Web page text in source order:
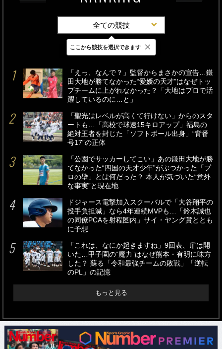
全ての競技
最新 24時間 週間
「えっ、なんで？」監督からまさかの宣告…鎌
田大地が勝てなかった“愛媛の天才”はなぜトッ
プチームに上がれなかった？「大地はプロで活
躍しているのに…と」
「聖光はレベルが高くて行けない」からのスタ
ートも…「高校で球速15キロアップ」福島の
絶対王者を封じた「ソフトボール出身」“背番
号17”の正体
「公園でサッカーしてこい」あの鎌田大地が勝
てなかった“四国の天才少年”がぶつかった「プ
ロの壁」とは何だった？ 本人が気づいた“意外
な事実”と現在地
ドジャース電撃加入スクーバルで「大谷翔平の
投手負担減」なら4年連続MVPも…「鈴木誠也
の同僚PCAを射程圏内」サイ・ヤング賞ととも
に予想
「これは、なにか起きますね」9回表、扉は開
いた…甲子園の“魔力”はなぜ熊本・有明に味方
した？ 蘇る「令和最強チームの敗戦」「逆転
のPL」の記憶
もっと見る
ここから競技を選択できます ×